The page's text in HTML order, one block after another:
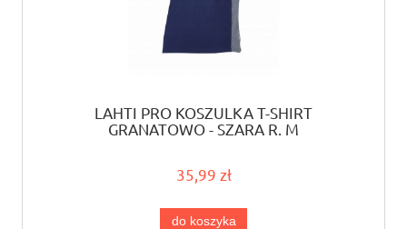
LAHTI PRO KOSZULKA T-SHIRT
GRANATOWO - SZARA R. M
35,99 zł
do koszyka